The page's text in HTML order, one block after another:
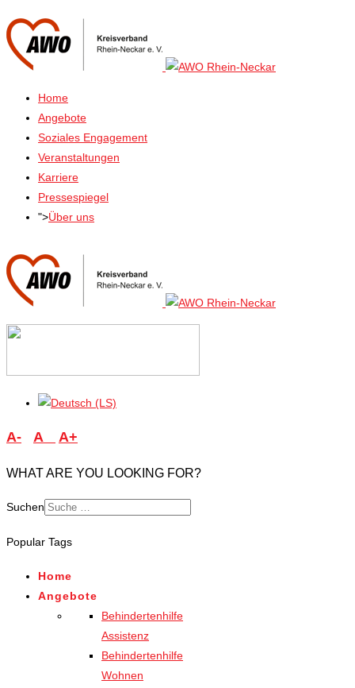
Home
Angebote
Soziales Engagement
Veranstaltungen
Karriere
Pressespiegel
">Über uns
A- A A+
WHAT ARE YOU LOOKING FOR?
Suchen
for results.
Popular Tags
Home
Angebote
Behindertenhilfe
Assistenz
Behindertenhilfe
Wohnen